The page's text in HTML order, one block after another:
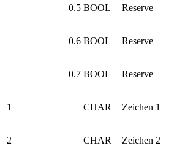
0.5 BOOL Reserve
0.6 BOOL Reserve
0.7 BOOL Reserve
1 CHAR Zeichen 1
2 CHAR Zeichen 2